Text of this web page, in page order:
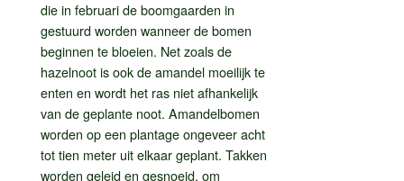
die in februari de boomgaarden in
gestuurd worden wanneer de bomen
beginnen te bloeien. Net zoals de
hazelnoot is ook de amandel moeilijk te
enten en wordt het ras niet afhankelijk
van de geplante noot. Amandelbomen
worden op een plantage ongeveer acht
tot tien meter uit elkaar geplant. Takken
worden geleid en gesnoeid, om